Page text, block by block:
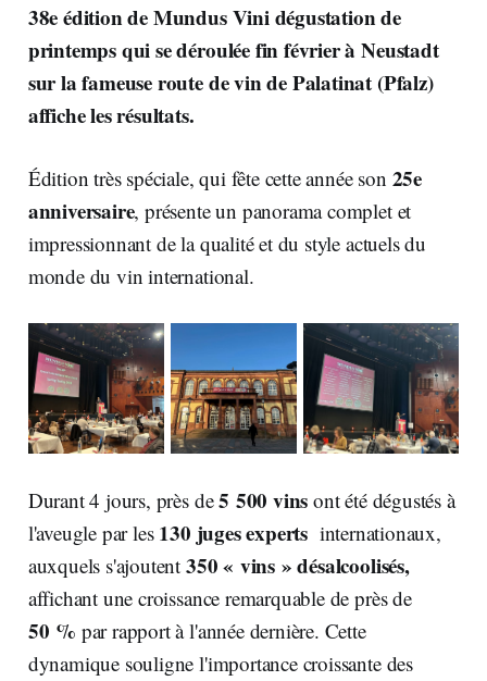
38e édition de Mundus Vini dégustation de
printemps qui se déroulée fin février à Neustadt
sur la fameuse route de vin de Palatinat (Pfalz)
affiche les résultats.
Édition très spéciale, qui fête cette année son 25e
anniversaire, présente un panorama complet et
impressionnant de la qualité et du style actuels du
monde du vin international.
Durant 4 jours, près de5 500 vinsont été dégustés à
l'aveugle par les 130 juges experts internationaux,
auxquels s'ajoutent 350 « vins » désalcoolisés,
affichant une croissance remarquable de près de
50 % par rapport à l'année dernière. Cette
dynamique souligne l'importance croissante des